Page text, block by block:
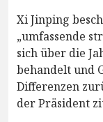
Xi Jinping
„umfassende
sich über die
behandelt und
Differenzen
der Präsident